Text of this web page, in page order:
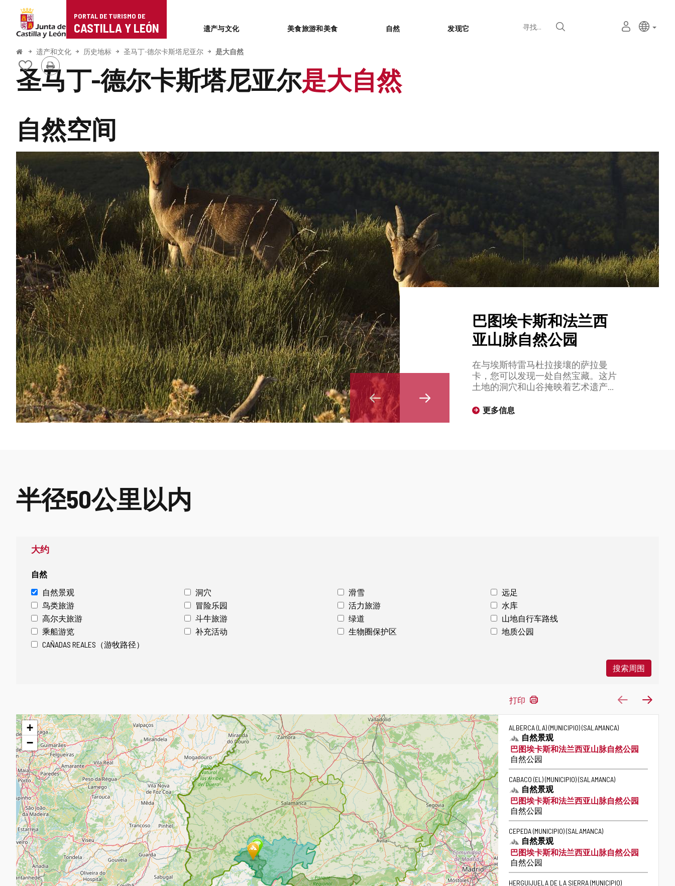
Portal
de
Turismo
Castilla
León
PORTAL DE TURISMO DE
CASTILLA Y LEÓN 遗产与文化 美食旅游和美食 自然 发现它 寻找
语
言
主动语
中文
开
始
遗产和文化 历史地标 圣马丁-德尔卡斯塔尼亚尔 是大自然
圣马丁-德尔卡斯塔尼亚尔是大自然
从
我
的
笔
中
添
加/
删
打
印
自然空间
灯
片
数
量:
2
巴图埃卡斯和法兰西
亚山脉自然公园
更多信息
在与埃斯特雷马杜拉接壤的萨拉曼
卡，您可以发现一处自然宝藏。这片
土地的洞穴和山谷掩映着艺术遗产，
Batueca、Castañar、Caballos、Monedas
半径50公里以内
大约
自然
自然景观
洞穴 滑雪
远足
鸟类旅游
冒险乐园 活力旅游
水库
高尔夫旅游
斗牛旅游 绿道
山地自行车路线
乘船游览
补充活动 生物圈保护区
地质公园
CAÑADAS REALES（游牧路径）
搜索周围
打印
果
上一页下一
ALBERCA (LA) (MUNICIPIO)(SALAMANCA)
自然景观
巴图埃卡斯和法兰西亚山脉自然公园
类
别
自然公园
CABACO (EL) (MUNICIPIO)(SALAMANCA)
自然景观
巴图埃卡斯和法兰西亚山脉自然公园
类
别
自然公园
CEPEDA (MUNICIPIO)(SALAMANCA)
自然景观
巴图埃卡斯和法兰西亚山脉自然公园
类
别
自然公园
HERGUIJUELA DE LA SIERRA (MUNICIPIO)
跳
过
地
图
+
−